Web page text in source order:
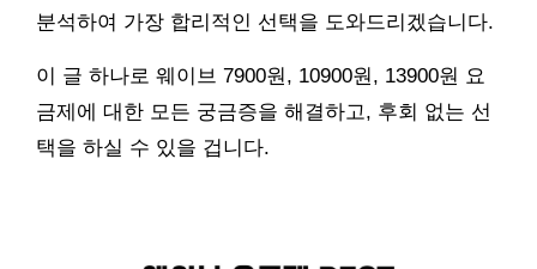
분석하여 가장 합리적인 선택을 도와드리겠습니다.
이 글 하나로 웨이브 7900원, 10900원, 13900원 요
금제에 대한 모든 궁금증을 해결하고, 후회 없는 선
택을 하실 수 있을 겁니다.